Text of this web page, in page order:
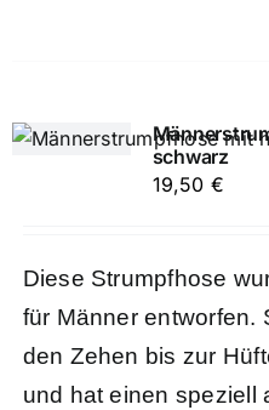
schwarz
19,50 €
Diese Strumpfhose
für Männer entworfen.
den Zehen bis zur
und hat einen speziell